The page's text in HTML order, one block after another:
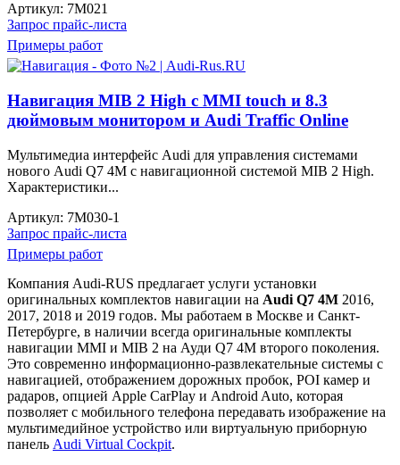
Артикул: 7M021
Запрос прайс-листа
Примеры работ
Навигация MIB 2 High с MMI touch и 8.3
дюймовым монитором и Audi Traffic Online
Мультимедиа интерфейс Audi для управления системами
нового Audi Q7 4M с навигационной системой MIB 2 High.
Характеристики...
Артикул: 7M030-1
Запрос прайс-листа
Примеры работ
Компания Audi-RUS предлагает услуги установки
оригинальных комплектов навигации на Audi Q7 4M 2016,
2017, 2018 и 2019 годов. Мы работаем в Москве и Санкт-
Петербурге, в наличии всегда оригинальные комплекты
навигации MMI и MIB 2 на Ауди Q7 4M второго поколения.
Это современно информационно-развлекательные системы с
навигацией, отображением дорожных пробок, POI камер и
радаров, опцией Apple CarPlay и Android Auto, которая
позволяет с мобильного телефона передавать изображение на
мультимедийное устройство или виртуальную приборную
панель Audi Virtual Cockpit.